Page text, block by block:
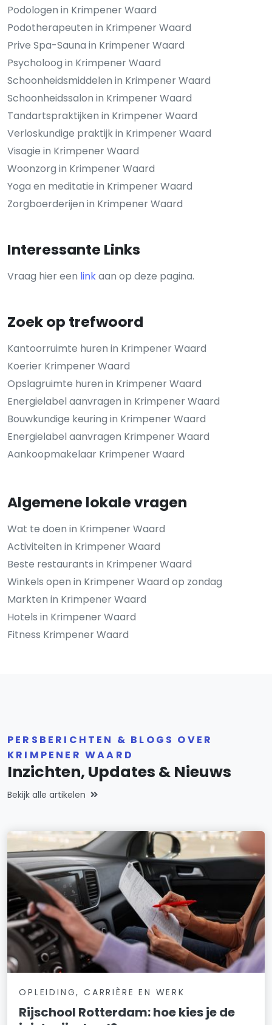
Podologen in Krimpener Waard
Podotherapeuten in Krimpener Waard
Prive Spa-Sauna in Krimpener Waard
Psycholoog in Krimpener Waard
Schoonheidsmiddelen in Krimpener Waard
Schoonheidssalon in Krimpener Waard
Tandartspraktijken in Krimpener Waard
Verloskundige praktijk in Krimpener Waard
Visagie in Krimpener Waard
Woonzorg in Krimpener Waard
Yoga en meditatie in Krimpener Waard
Zorgboerderijen in Krimpener Waard
Interessante Links
Vraag hier een linkaan op deze pagina.
Zoek op trefwoord
Kantoorruimte huren in Krimpener Waard
Koerier Krimpener Waard
Opslagruimte huren in Krimpener Waard
Energielabel aanvragen in Krimpener Waard
Bouwkundige keuring in Krimpener Waard
Energielabel aanvragen Krimpener Waard
Aankoopmakelaar Krimpener Waard
Algemene lokale vragen
Wat te doen in Krimpener Waard
Activiteiten in Krimpener Waard
Beste restaurants in Krimpener Waard
Winkels open in Krimpener Waard op zondag
Markten in Krimpener Waard
Hotels in Krimpener Waard
Fitness Krimpener Waard
PERSBERICHTEN & BLOGS OVER
KRIMPENER WAARD
Inzichten, Updates & Nieuws
Bekijk alle artikelen
OPLEIDING, CARRIÈRE EN WERK
Rijschool Rotterdam: hoe kies je de